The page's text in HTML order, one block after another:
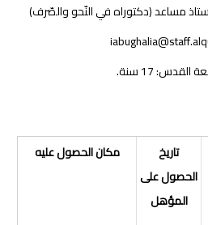
مساعد (دكتوراه في النّحو والصّرف)
17 سنة.
تاريخ
الحصول على
المؤهل
مكان الحصول عليه